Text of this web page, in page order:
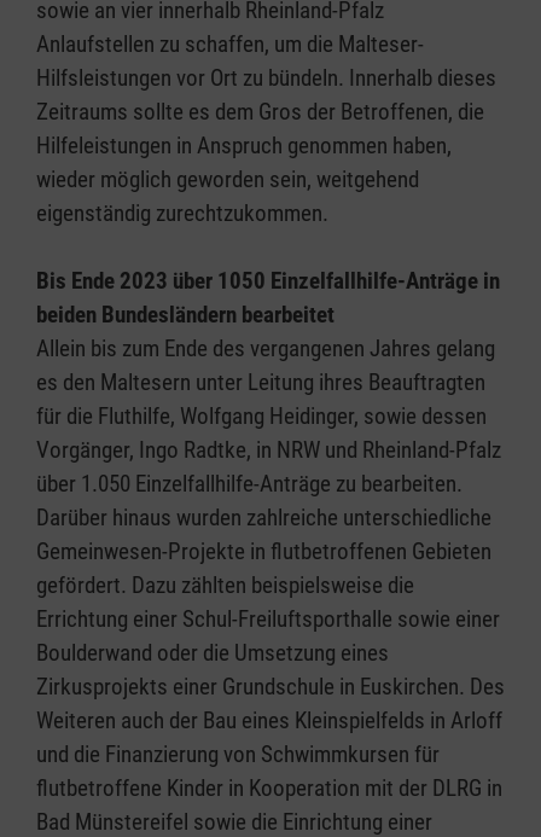
sowie an vier innerhalb Rheinland-Pfalz
Anlaufstellen zu schaffen, um die Malteser-
Hilfsleistungen vor Ort zu bündeln. Innerhalb dieses
Zeitraums sollte es dem Gros der Betroffenen, die
Hilfeleistungen in Anspruch genommen haben,
wieder möglich geworden sein, weitgehend
eigenständig zurechtzukommen.
Bis Ende 2023 über 1050 Einzelfallhilfe-Anträge in
beiden Bundesländern bearbeitet
Allein bis zum Ende des vergangenen Jahres gelang
es den Maltesern unter Leitung ihres Beauftragten
für die Fluthilfe, Wolfgang Heidinger, sowie dessen
Vorgänger, Ingo Radtke, in NRW und Rheinland-Pfalz
über 1.050 Einzelfallhilfe-Anträge zu bearbeiten.
Darüber hinaus wurden zahlreiche unterschiedliche
Gemeinwesen-Projekte in flutbetroffenen Gebieten
gefördert. Dazu zählten beispielsweise die
Errichtung einer Schul-Freiluftsporthalle sowie einer
Boulderwand oder die Umsetzung eines
Zirkusprojekts einer Grundschule in Euskirchen. Des
Weiteren auch der Bau eines Kleinspielfelds in Arloff
und die Finanzierung von Schwimmkursen für
flutbetroffene Kinder in Kooperation mit der DLRG in
Bad Münstereifel sowie die Einrichtung einer